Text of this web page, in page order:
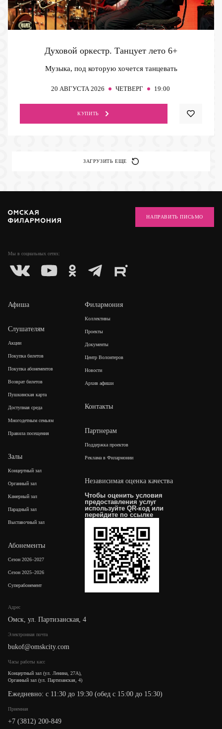
Духовой оркестр. Танцует лето 6+
Музыка, под которую хочется танцевать
20 АВГУСТА 2026 ЧЕТВЕРГ 19:00
КУПИТЬ
ЗАГРУЗИТЬ ЕЩЕ
Мы в социальных сетях:
НАПРАВИТЬ ПИСЬМО
Адрес
Омск, ул. Партизанская, 4
Электронная почта
bukof@omskcity.com
Часы работы касс
Концертный зал (ул. Ленина, 27А),
Органный зал (ул. Партизанская, 4)
Ежедневно: с 11:30 до 19:30 (обед с 15:00 до 15:30)
Приемная
+7 (3812) 200-849
Афиша
Слушателям
Акции
Покупка билетов
Покупка абонементов
Возврат билетов
Пушкинская карта
Доступная среда
Многодетным семьям
Правила посещения
Залы
Концертный зал
Органный зал
Камерный зал
Парадный зал
Выставочный зал
Абонементы
Сезон 2026–2027
Сезон 2025–2026
Суперабонемент
Филармония
Коллективы
Проекты
Документы
Центр Волонтеров
Новости
Архив афиши
Контакты
Партнерам
Поддержка проектов
Реклама в Филармонии
Независимая оценка качества
Чтобы оценить условия
предоставления услуг
используйте QR-код или
перейдите по ссылке